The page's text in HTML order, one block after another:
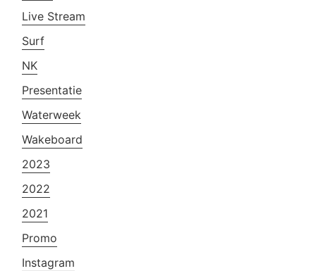
Live Stream
Surf
NK
Presentatie
Waterweek
Wakeboard
2023
2022
2021
Promo
Instagram